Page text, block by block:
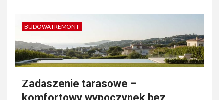
BUDOWA I REMONT
Zadaszenie tarasowe –
komfortowy wypoczynek bez